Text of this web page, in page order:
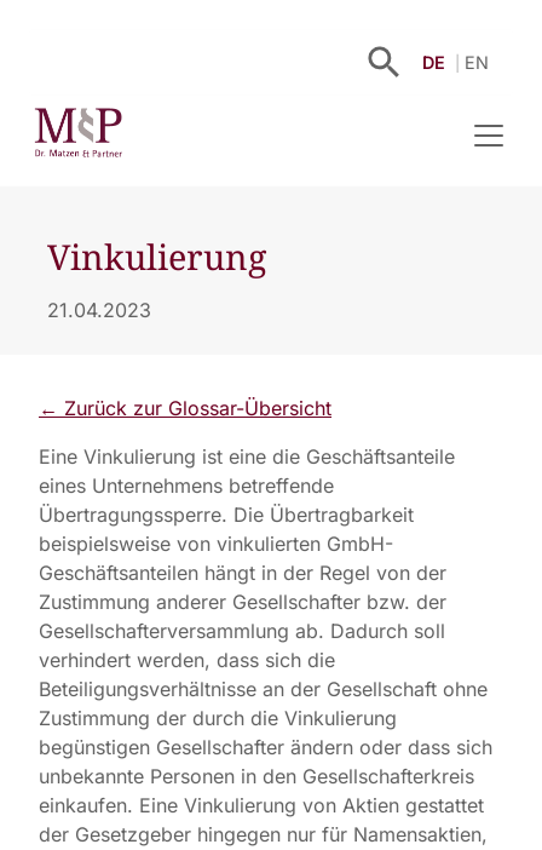
DE EN
Vinkulierung
21.04.2023
← Zurück zur Glossar-Übersicht
Eine Vinkulierung ist eine die Geschäftsanteile
eines Unternehmens betreffende
Übertragungssperre. Die Übertragbarkeit
beispielsweise von vinkulierten GmbH-
Geschäftsanteilen hängt in der Regel von der
Zustimmung anderer Gesellschafter bzw. der
Gesellschafterversammlung ab. Dadurch soll
verhindert werden, dass sich die
Beteiligungsverhältnisse an der Gesellschaft ohne
Zustimmung der durch die Vinkulierung
begünstigen Gesellschafter ändern oder dass sich
unbekannte Personen in den Gesellschafterkreis
einkaufen. Eine Vinkulierung von Aktien gestattet
der Gesetzgeber hingegen nur für Namensaktien,